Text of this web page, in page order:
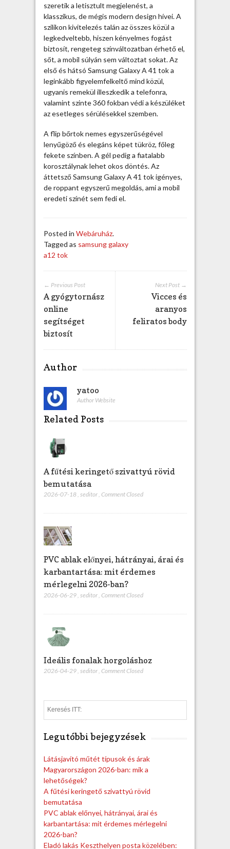
s
z
szeretik a letisztult megjelenést, a
klasszikus, de mégis modern design hívei. A
szilikon kivitelezés talán az összes közül a
legkedveltebb, hiszen kényelmes fogást
biztosít, rengeteg színváltozatban érhető el,
sőt, a mobil súlyán sem változtat sokat. Az
első és hátsó Samsung Galaxy A 41 tok a
leginkább figyelemfelkeltő mind közül,
ugyanis remekül illeszkedik a telefonra,
valamint szinte 360 fokban védi a készüléket
az esetleges sérülésekkel szemben.
A flip bőrtok nemes egyszerűségével
lenyűgöző és elegáns képet tükröz, főleg
fekete színben. A gél pedig a fiatalabb
korosztálynak lehet okos döntés. Az
áttetsző Samsung Galaxy A 41 tok igényes,
de roppant egyszerű megoldás, ami a mobil
eredeti színét sem fedi el.
Posted in Webáruház.
Tagged as samsung galaxy
a12 tok
Next Post →
Vicces és
aranyos
feliratos body
← Previous Post
A gyógytornász
online
segítséget
biztosít
Author
yatoo
Author Website
Related Posts
A fűtési keringető szivattyú rövid
bemutatása
2026-07-18, seditor, Comment Closed
PVC ablak előnyei, hátrányai, árai és
karbantartása: mit érdemes
mérlegelni 2026-ban?
2026-06-29 seditor Comment Closed
Ideális fonalak horgoláshoz
2026-04-29, seditor, Comment Closed
e
Legutóbbi bejegyzések
Látásjavító műtét típusok és árak
Magyarországon 2026-ban: mik a
lehetőségek?
A fűtési keringető szivattyú rövid
bemutatása
PVC ablak előnyei, hátrányai, árai és
karbantartása: mit érdemes mérlegelni
2026-ban?
Eladó lakás Keszthelyen posta közelében: